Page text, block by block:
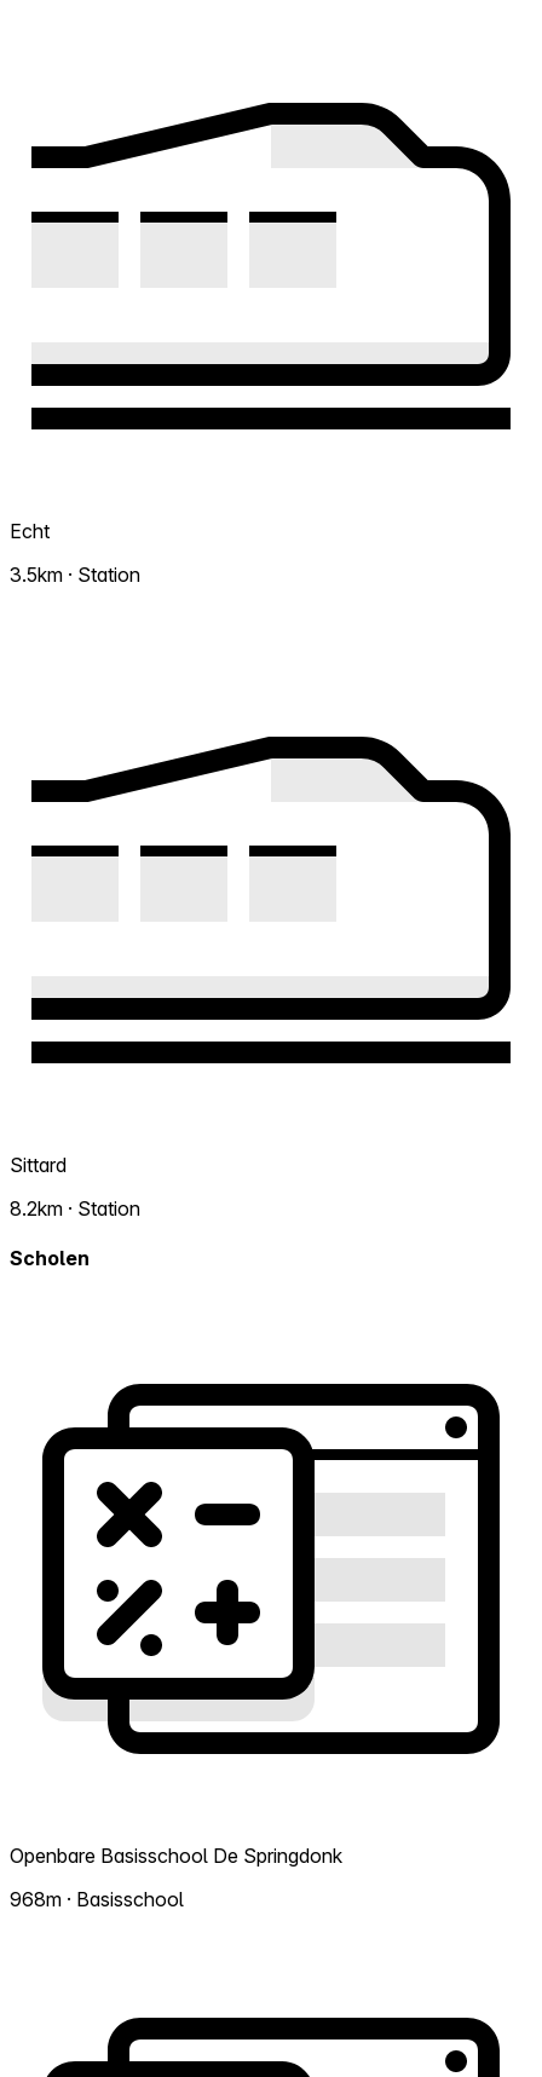
Echt
3.5km · Station
Sittard
8.2km · Station
Scholen
Openbare Basisschool De Springdonk
968m · Basisschool